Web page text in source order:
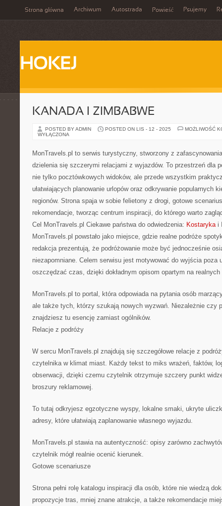
Strona główna Archiwum Autostrada Powieść Psujemy
HOKEJ
KANADA I ZIMBABWE
POSTED BY ADMIN POSTED ON LIS - 12 - 2025
MOŻLIWOŚĆ
WYŁĄCZONA
MonTravels.pl to serwis turystyczny, stworzony z
dzielenia się szczerymi relacjami z wyjazdów. To przestrzeń dla
nie tylko pocztówkowych widoków, ale przede wszystkim
ułatwiających planowanie urlopów oraz odkrywanie popularnych
regionów. Strona spaja w sobie felietony z drogi, gotowe
rekomendacje, tworząc centrum inspiracji, do którego warto
Cel MonTravels.pl Ciekawe państwa do odwiedzenia: Kostarykai
MonTravels.pl powstało jako miejsce, gdzie realne podróże
redakcja prezentują, że podróżowanie może być jednocześnie
niezapomniane. Celem serwisu jest motywować do wyjścia poza
oszczędzać czas, dzięki dokładnym opisom opartym na
MonTravels.pl to portal, która odpowiada na pytania osób
ale także tych, którzy szukają nowych wyzwań. Niezależnie czy
znajdziesz tu esencję zamiast ogólników.
Relacje z podróży
W sercu MonTravels.pl znajdują się szczegółowe relacje z
czytelnika w klimat miast. Każdy tekst to miks wrażeń, faktów,
obserwacji, dzięki czemu czytelnik otrzymuje szczery punkt
broszury reklamowej.
To tutaj odkryjesz egzotyczne wyspy, lokalne smaki, ukryte
adresy, które ułatwiają zaplanowanie własnego wyjazdu.
MonTravels.pl stawia na autentyczność: opisy zarówno
czytelnik mógł realnie ocenić kierunek.
Gotowe scenariusze
Strona pełni rolę katalogu inspiracji dla osób, które nie wiedzą
propozycje tras, mniej znane atrakcje, a także rekomendacje